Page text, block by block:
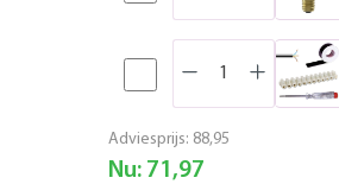
Adviesprijs: 88,95
Nu: 71,97